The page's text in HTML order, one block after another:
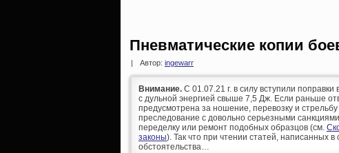
Пневматические копии
Автор: ingewarr
Внимание. С 01.07.21 г. в силу вступили
с дульной энергией свыше 7,5 Дж. Если раньше
предусмотрена за ношение, перевозку и
преследование с довольно серьезными
переделку или ремонт подобных образцов (см.
законы). Так что при чтении статей, написанных
обстоятельства…